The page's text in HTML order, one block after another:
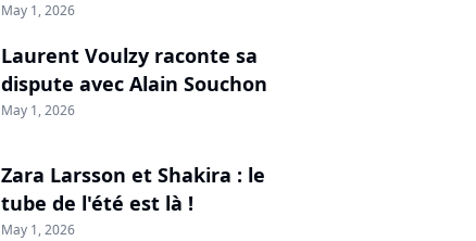
May 1, 2026
Laurent Voulzy raconte sa
dispute avec Alain Souchon
May 1, 2026
Zara Larsson et Shakira : le
tube de l'été est là !
May 1, 2026